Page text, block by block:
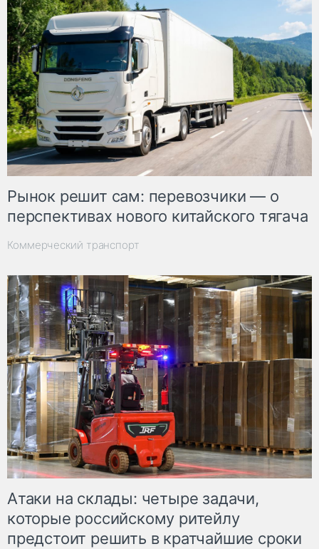
Рынок решит сам: перевозчики — о
перспективах нового китайского тягача
Коммерческий транспорт
Атаки на склады: четыре задачи,
которые российскому ритейлу
предстоит решить в кратчайшие сроки